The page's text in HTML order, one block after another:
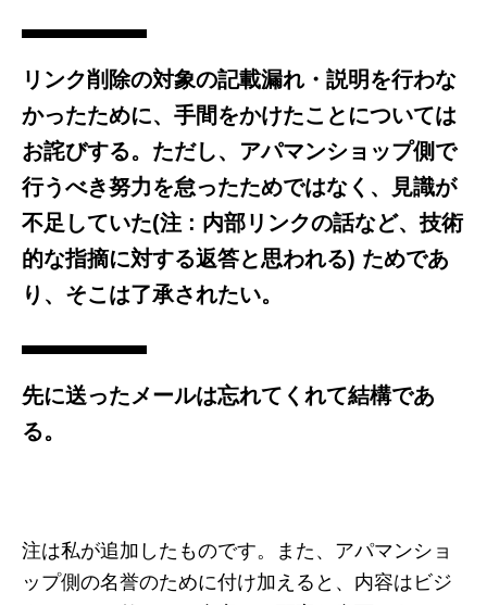
リンク削除の対象の記載漏れ・説明を行わな
かったために、手間をかけたことについては
お詫びする。ただし、アパマンショップ側で
行うべき努力を怠ったためではなく、見識が
不足していた(注 : 内部リンクの話など、技術
的な指摘に対する返答と思われる) ためであ
り、そこは了承されたい。
先に送ったメールは忘れてくれて結構であ
る。
注は私が追加したものです。また、アパマンショ
ップ側の名誉のために付け加えると、内容はビジ